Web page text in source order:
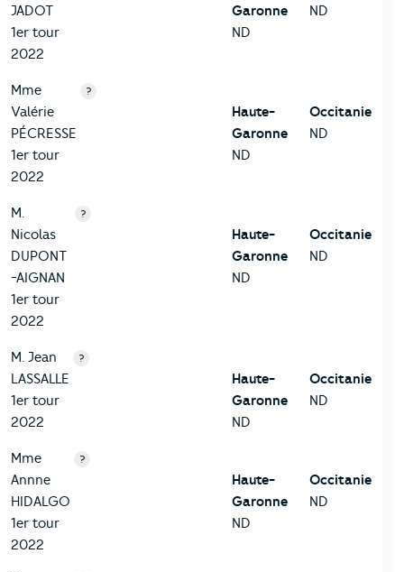
JADOT
1er tour
2022
Garonne
ND
ND
Mme
Valérie
PÉCRESSE
1er tour
2022
?
Haute-
Garonne
ND
Occitanie
ND
M.
Nicolas
DUPONT
-AIGNAN
1er tour
2022
?
Haute-
Garonne
ND
Occitanie
ND
M. Jean
LASSALLE
1er tour
2022
?
Haute-
Garonne
ND
Occitanie
ND
Mme
Annne
HIDALGO
1er tour
2022
?
Haute-
Garonne
ND
Occitanie
ND